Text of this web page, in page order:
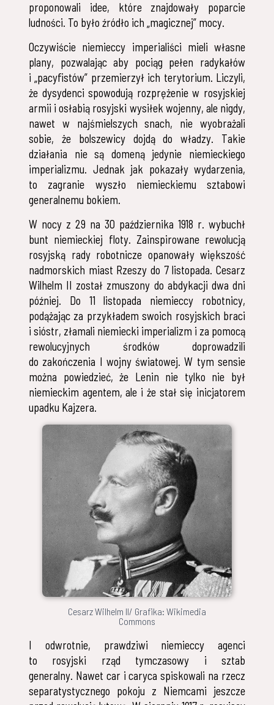
proponowali idee, które znajdowały poparcie
ludności. To było źródło ich „magicznej” mocy.
Oczywiście niemieccy imperialiści mieli własne
plany, pozwalając aby pociąg pełen radykałów
i „pacyfistów” przemierzył ich terytorium. Liczyli,
że dysydenci spowodują rozprężenie w rosyjskiej
armii i osłabią rosyjski wysiłek wojenny, ale nigdy,
nawet w najśmielszych snach, nie wyobrażali
sobie, że bolszewicy dojdą do władzy. Takie
działania nie są domeną jedynie niemieckiego
imperializmu. Jednak jak pokazały wydarzenia,
to zagranie wyszło niemieckiemu sztabowi
generalnemu bokiem.
W nocy z 29 na 30 października 1918 r. wybuchł
bunt niemieckiej floty. Zainspirowane rewolucją
rosyjską rady robotnicze opanowały większość
nadmorskich miast Rzeszy do 7 listopada. Cesarz
Wilhelm II został zmuszony do abdykacji dwa dni
później. Do 11 listopada niemieccy robotnicy,
podążając za przykładem swoich rosyjskich braci
i sióstr, złamali niemiecki imperializm i za pomocą
rewolucyjnych środków doprowadzili
do zakończenia I wojny światowej. W tym sensie
można powiedzieć, że Lenin nie tylko nie był
niemieckim agentem, ale i że stał się inicjatorem
upadku Kajzera.
Cesarz Wilhelm II/ Grafika: Wikimedia
Commons
I odwrotnie, prawdziwi niemieccy agenci
to rosyjski rząd tymczasowy i sztab
generalny. Nawet car i caryca spiskowali na rzecz
separatystycznego pokoju z Niemcami jeszcze